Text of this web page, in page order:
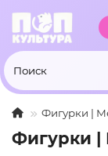
Фигурки |
Фигурки |